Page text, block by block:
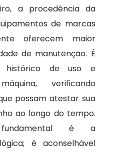
a procedência da
de marcas
oferecem maior
de manutenção. É
histórico de uso e
verificando
possam atestar sua
ao longo do tempo.
é a
é aconselhável